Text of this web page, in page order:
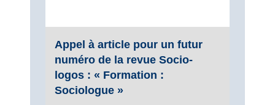
Appel à article pour un futur
numéro de la revue Socio-
logos : « Formation :
Sociologue »